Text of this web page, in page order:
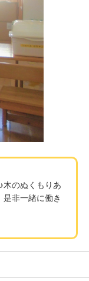
木のぬくもりあ
非一緒に働き